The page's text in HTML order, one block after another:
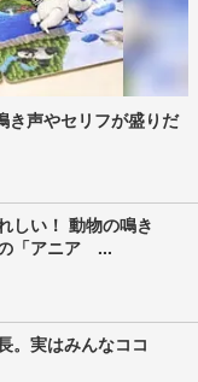
き声やセリフが盛りだ
しい！ 動物の鳴き
「アニア ...
。実はみんなココ